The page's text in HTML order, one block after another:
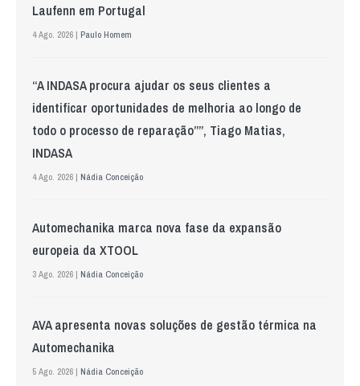
Laufenn em Portugal
4 Ago. 2026 | Paulo Homem
“A INDASA procura ajudar os seus clientes a
identificar oportunidades de melhoria ao longo de
todo o processo de reparação””, Tiago Matias,
INDASA
4 Ago. 2026 | Nádia Conceição
Automechanika marca nova fase da expansão
europeia da XTOOL
3 Ago. 2026 | Nádia Conceição
AVA apresenta novas soluções de gestão térmica na
Automechanika
5 Ago. 2026 | Nádia Conceição